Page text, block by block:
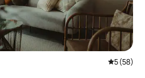
Prosječna
5 (58)